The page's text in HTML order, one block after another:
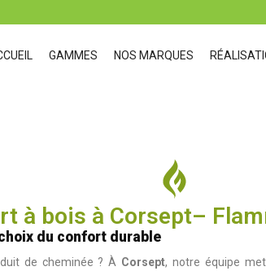
GAMMES NOS MARQUES
à bois à Corsept–
du confort durable
de cheminée ? À Corsept, notre équipe